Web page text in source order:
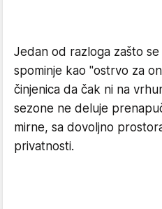
Jedan od razloga zašto
spominje kao "ostrvo za
činjenica da čak ni na
sezone ne deluje
mirne, sa dovoljno
privatnosti.